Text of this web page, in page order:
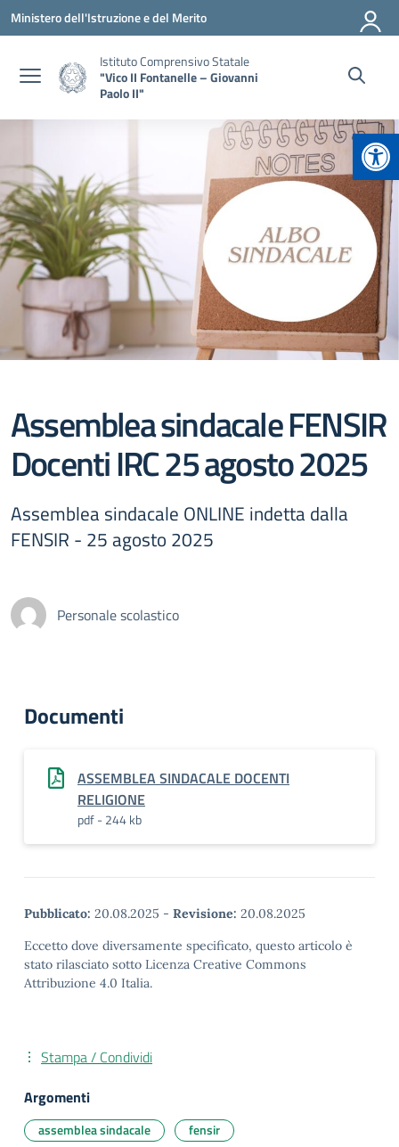
Vai ai contenuti
Vai al menu di navigazione
Vai al footer
Ministero dell'Istruzione e del Merito
Istituto Comprensivo Statale
"Vico II Fontanelle – Giovanni
Paolo II"
Assemblea sindacale FENSIR
Docenti IRC 25 agosto 2025
Assemblea sindacale ONLINE indetta dalla
FENSIR - 25 agosto 2025
Personale scolastico
Documenti
ASSEMBLEA SINDACALE DOCENTI
RELIGIONE
pdf - 244 kb
Pubblicato: 20.08.2025 - Revisione: 20.08.2025
Eccetto dove diversamente specificato, questo articolo è
stato rilasciato sotto Licenza Creative Commons
Attribuzione 4.0 Italia.
Stampa / Condividi
Argomenti
assemblea sindacale fensir